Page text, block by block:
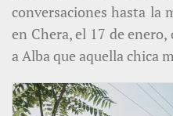
conversaciones hasta la
en Chera, el 17 de
a Alba que aquella chica